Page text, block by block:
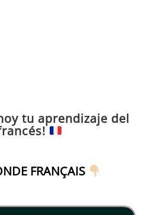
tu aprendizaje del
FRANÇAIS